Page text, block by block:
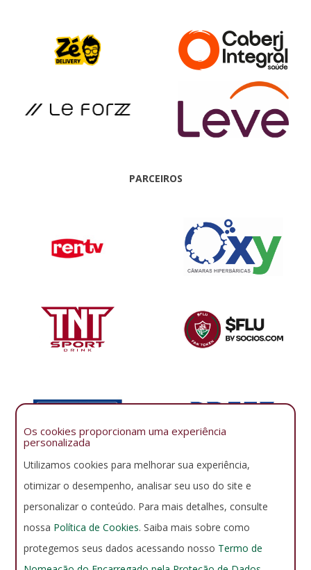
PARCEIROS
Os cookies proporcionam uma experiência
personalizada
Utilizamos cookies para melhorar sua experiência,
otimizar o desempenho, analisar seu uso do site e
personalizar o conteúdo. Para mais detalhes, consulte
nossa Política de Cookies. Saiba mais sobre como
protegemos seus dados acessando nosso Termo de